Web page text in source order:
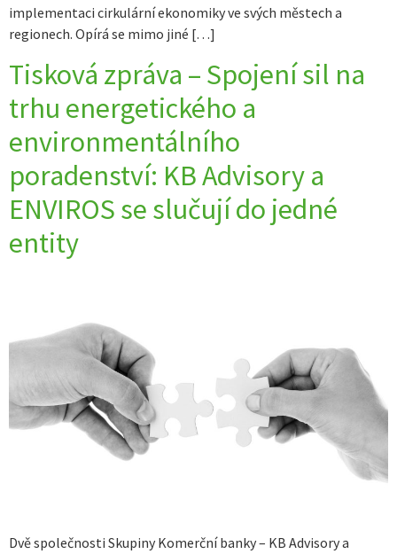
implementaci cirkulární ekonomiky ve svých městech a
regionech. Opírá se mimo jiné […]
Tisková zpráva – Spojení sil na
trhu energetického a
environmentálního
poradenství: KB Advisory a
ENVIROS se slučují do jedné
entity
Dvě společnosti Skupiny Komerční banky – KB Advisory a